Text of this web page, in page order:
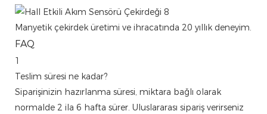
Manyetik çekirdek üretimi ve ihracatında 20 yıllık deneyim.
FAQ
1
Teslim süresi ne kadar?
Siparişinizin hazırlanma süresi, miktara bağlı olarak
normalde 2 ila 6 hafta sürer. Uluslararası sipariş verirseniz